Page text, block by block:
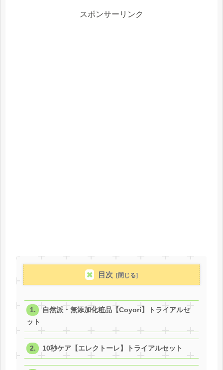
スポンサーリンク
目次
自然派・無添加化粧品【Coyori】トライアルセ
ット
10秒ケア【エレクトーレ】トライアルセット